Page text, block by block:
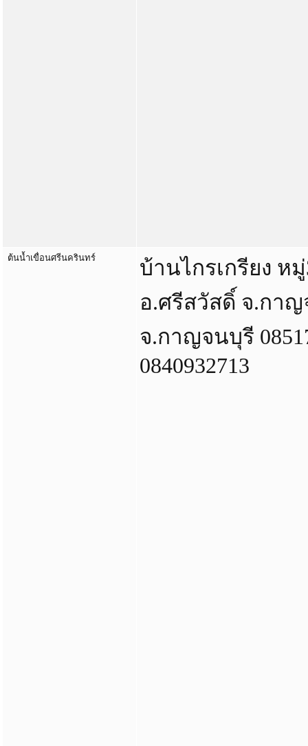
ต้นน้ำเขื่อนศรีนครินทร์
บ้านไกรเกรียง ห
อ.ศรีสวัสดิ์ จ.กา
จ.กาญจนบุรี
0840932713